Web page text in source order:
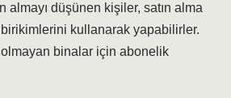
almayı düşünen kişiler, satın alma
kullanarak yapabilirler.
binalar için abonelik